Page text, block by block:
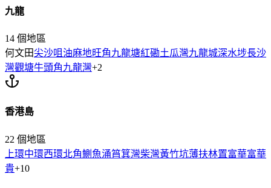
九龍
14 個地區
何文田尖沙咀 油麻地旺角九龍塘紅磡土瓜灣九龍城深水埗長沙
灣觀塘牛頭角九龍灣+2
香港島
22 個地區
上環中環西環北角鰂魚涌筲箕灣柴灣黃竹坑薄扶林置富華富華
貴+10